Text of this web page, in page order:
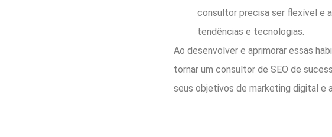
consultor precisa ser flexível e
tendências e tecnologias.
Ao desenvolver e aprimorar essas
tornar um consultor de SEO de
seus objetivos de marketing digital e